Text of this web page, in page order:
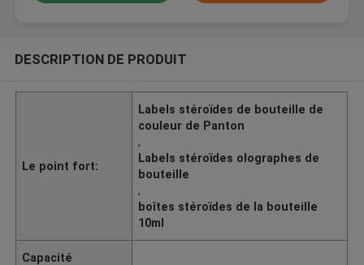
DESCRIPTION DE PRODUIT
Le point fort:
Labels stéroïdes de bouteille de
couleur de Panton
,
Labels stéroïdes olographes de
bouteille
,
boîtes stéroïdes de la bouteille
10ml
Capacité